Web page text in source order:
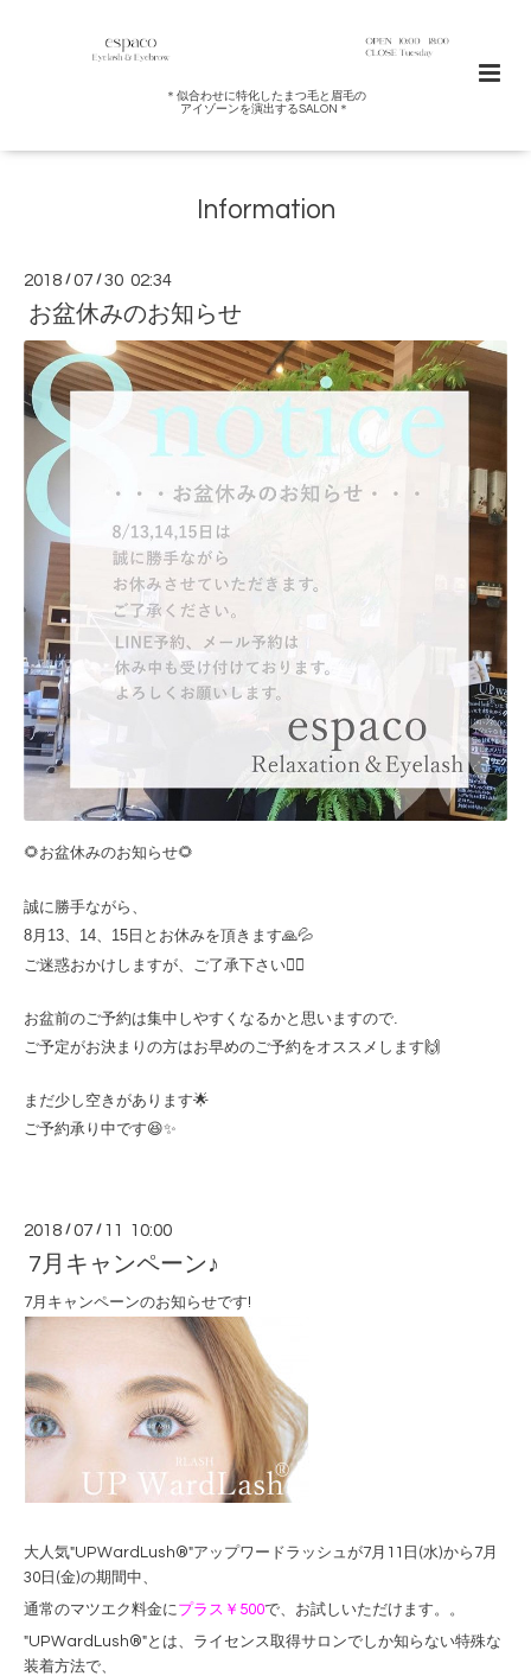
＊似合わせに特化したまつ毛と眉毛の
アイゾーンを演出するSALON＊
Information
2018 /07 /30 02:34
お盆休みのお知らせ
🌻お盆休みのお知らせ🌻
誠に勝手ながら、
8月13、14、15日とお休みを頂きます🙏💦
ご迷惑おかけしますが、ご了承下さい🙇‍♀️
お盆前のご予約は集中しやすくなるかと思いますので.
ご予定がお決まりの方はお早めのご予約をオススメします🙌
まだ少し空きがあります🌟
ご予約承り中です😆✨
2018 /07 / 11 10:00
7月キャンペーン♪
7月キャンペーンのお知らせです!
大人気"UPWardLush®"アップワードラッシュが7月11日(水)から7月
30日(金)の期間中、
通常のマツエク料金に プラス￥500で、お試しいただけます。。
"UPWardLush®"とは、ライセンス取得サロンでしか知らない特殊な
装着方法で、